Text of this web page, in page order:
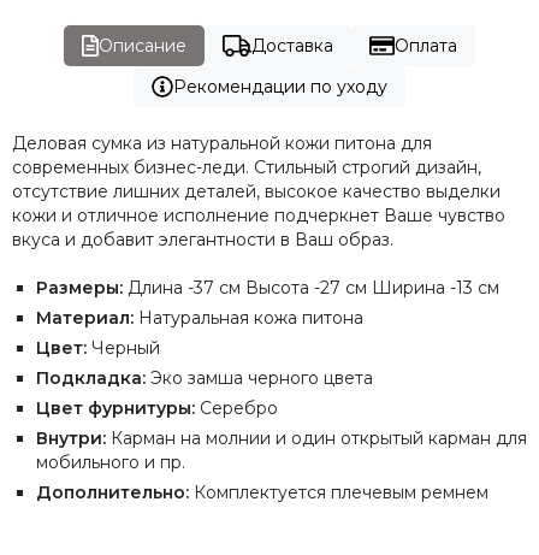
Описание Доставка
Оплата
Рекомендации по уходу
Деловая сумка из натуральной кожи питона для
современных бизнес-леди. Стильный строгий дизайн,
отсутствие лишних деталей, высокое качество выделки
кожи и отличное исполнение подчеркнет Ваше чувство
вкуса и добавит элегантности в Ваш образ.
Размеры: Длина -37 см Высота -27 см Ширина -13 см
Материал: Натуральная кожа питона
Цвет: Черный
Подкладка: Эко замша черного цвета
Цвет фурнитуры: Серебро
Внутри: Карман на молнии и один открытый карман для
мобильного и пр.
Дополнительно: Комплектуется плечевым ремнем